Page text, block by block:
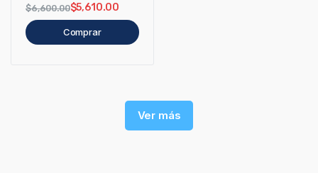
$6,600.00$5,610.00
Comprar
Ver más